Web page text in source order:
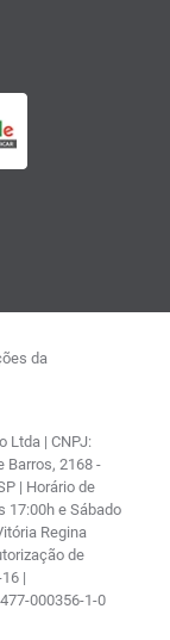
da
Ltda | CNPJ:
Barros, 2168 -
| Horário de
17:00h e Sábado
Regina
de
|
000356-1-0